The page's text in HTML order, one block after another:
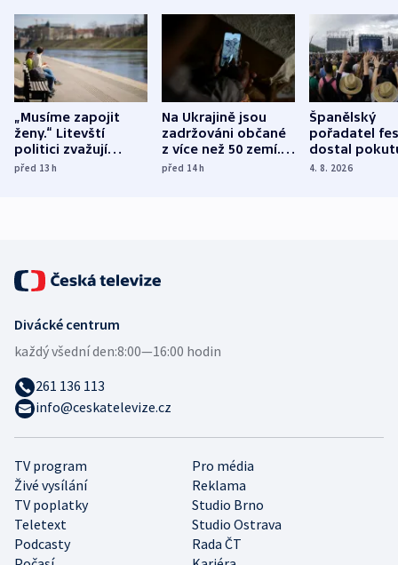
„Musíme zapojit
ženy.“ Litevští
politici zvažují
dohodu o
před 13h
Na Ukrajině jsou
zadržováni občané
z více než 50 zemí.
Bojovali na straně
před 14h
Španělský
pořadatel
dostal
nekalé
4. 8. 2026
TV program
Pro média
Živé vysílání
Reklama
TV poplatky
Studio Brno
Teletext
Studio Ostrava
Podcasty
Rada ČT
Divácké centrum
každý všední den:8:00—16:00 hodin
261 136 113
info@ceskatelevize.cz